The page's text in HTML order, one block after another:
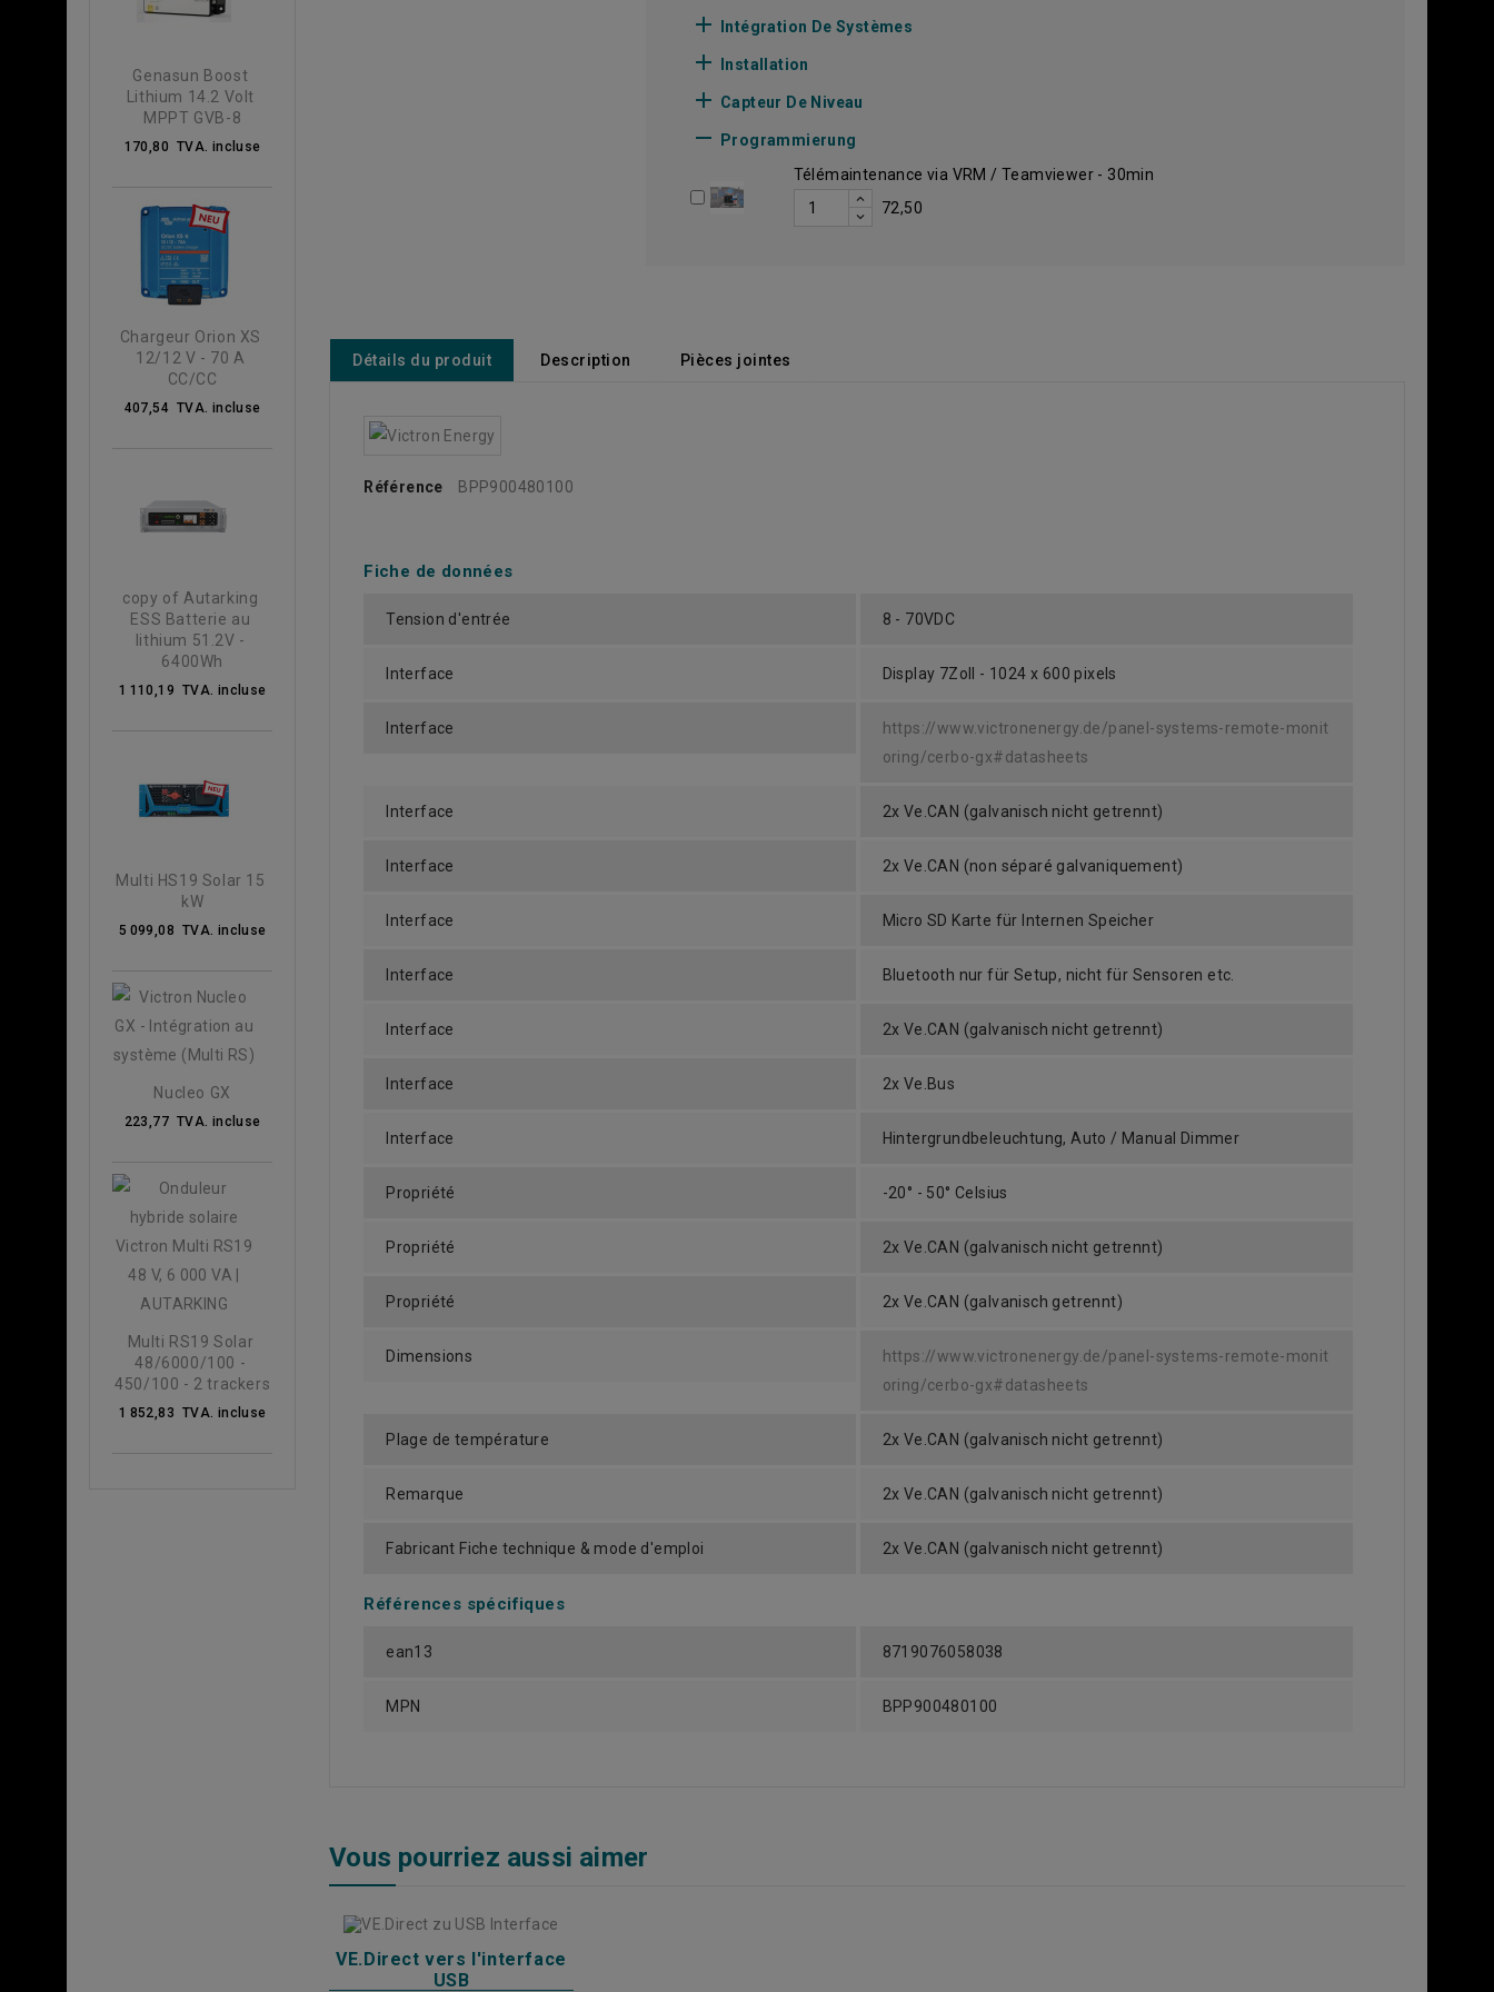
Genasun Boost
Lithium 14.2 Volt
MPPT GVB-8
170,80 TVA. incluse
Chargeur Orion XS
12/12 V - 70 A
CC/CC
407,54 TVA. incluse
copy of Autarking
ESS Batterie au
lithium 51.2V -
6400Wh
1 110,19 TVA. incluse
Multi HS19 Solar 15
kW
5 099,08 TVA. incluse
Nucleo GX
223,77 TVA. incluse
Multi RS19 Solar
48/6000/100 -
450/100 - 2 trackers
1 852,83 TVA. incluse
 Intégration De Systèmes
 Installation
 Capteur De Niveau

Programmierung
Télémaintenance via VRM / Teamviewer - 30min
72,50
Détails du produit Description Pièces jointes
Référence BPP900480100
Fiche de données
Tension d'entrée 8 - 70VDC
Interface Display 7Zoll - 1024 x 600 pixels
Interface
https://www.victronenergy.de/panel-systems-remote-monit
oring/cerbo-gx#datasheets
Interface 2x Ve.CAN (galvanisch nicht getrennt)
Interface 2x Ve.CAN (non séparé galvaniquement)
Interface Micro SD Karte für Internen Speicher
Interface Bluetooth nur für Setup, nicht für Sensoren etc.
Interface 2x Ve.CAN (galvanisch nicht getrennt)
Interface 2x Ve.Bus
Interface Hintergrundbeleuchtung, Auto / Manual Dimmer
Propriété -20° - 50° Celsius
Propriété 2x Ve.CAN (galvanisch nicht getrennt)
Propriété 2x Ve.CAN (galvanisch getrennt)
Dimensions
https://www.victronenergy.de/panel-systems-remote-monit
oring/cerbo-gx#datasheets
Plage de température 2x Ve.CAN (galvanisch nicht getrennt)
Remarque 2x Ve.CAN (galvanisch nicht getrennt)
Fabricant Fiche technique & mode d'emploi 2x Ve.CAN (galvanisch nicht getrennt)
Références spécifiques
ean13 8719076058038
MPN BPP900480100
Vous pourriez aussi aimer
VE.Direct vers l'interface
USB